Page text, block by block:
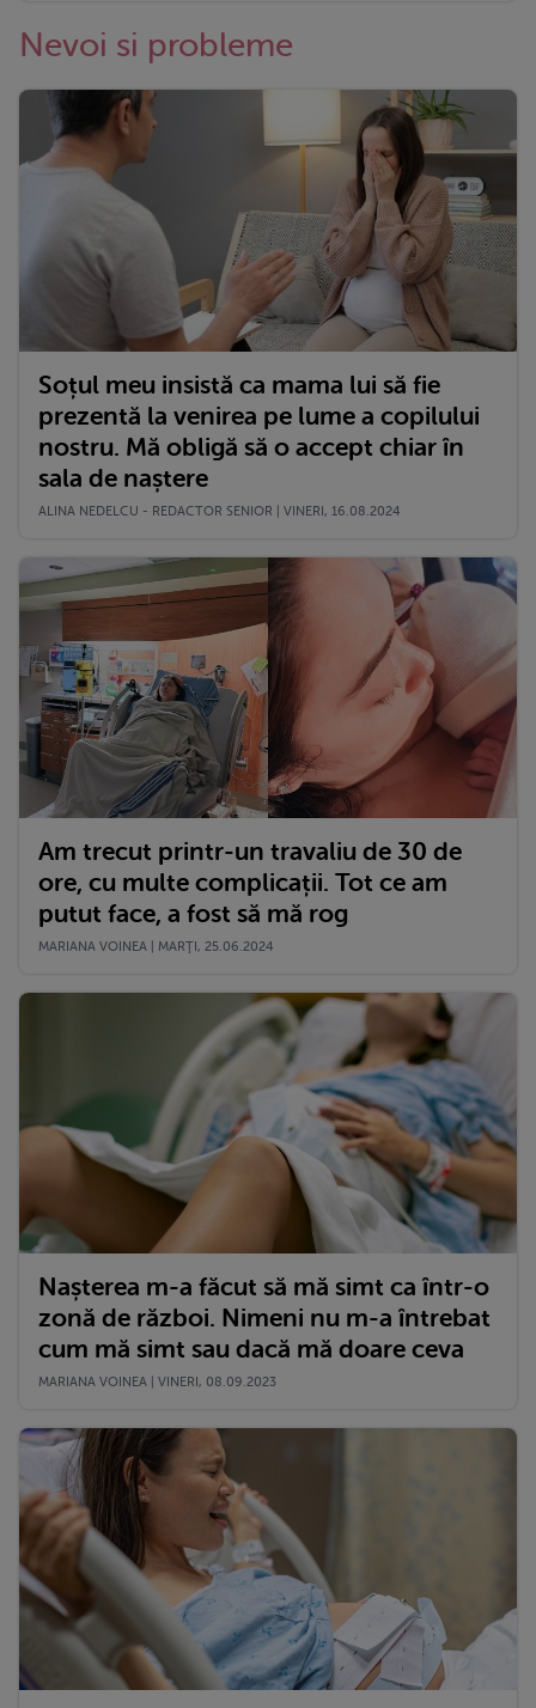
Nevoi si probleme
Soțul meu insistă ca mama lui să fie
prezentă la venirea pe lume a copilului
nostru. Mă obligă să o accept chiar în
sala de naștere
ALINA NEDELCU - REDACTOR SENIOR | VINERI, 16.08.2024
Am trecut printr-un travaliu de 30 de
ore, cu multe complicații. Tot ce am
putut face, a fost să mă rog
MARIANA VOINEA | MARŢI, 25.06.2024
Nașterea m-a făcut să mă simt ca într-o
zonă de război. Nimeni nu m-a întrebat
cum mă simt sau dacă mă doare ceva
MARIANA VOINEA | VINERI, 08.09.2023